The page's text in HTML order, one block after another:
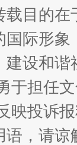
载目的
国际形
建设和
于担任
映投诉
语，请